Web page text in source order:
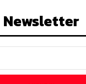
Newsletter